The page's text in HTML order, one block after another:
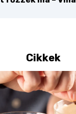
Cikkek